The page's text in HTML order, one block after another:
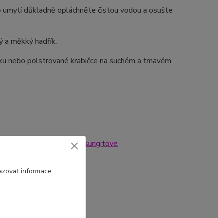
důkladně opláchněte čistou vodou a osušte
a měkký hadřík.
nebo polstrované krabičce na suchém a tmavém
nausnice-sungitove
informace